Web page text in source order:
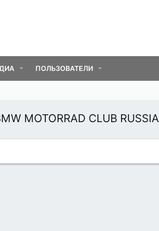
ПОЛЬЗОВАТЕЛИ
MОТОRRAD CLUB RUSSIA